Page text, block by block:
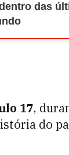
das
17,
do